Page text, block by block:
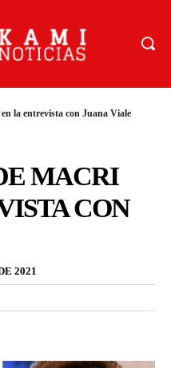
la entrevista con Juana Viale
MACRI
CON
2021